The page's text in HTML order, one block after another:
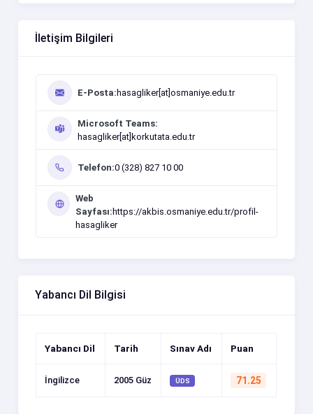
İletişim Bilgileri
E-Posta: hasagliker[at]osmaniye.edu.tr
Microsoft Teams:
hasagliker[at]korkutata.edu.tr
Telefon:0 (328) 827 10 00
Web
Sayfası: https://akbis.osmaniye.edu.tr/profil-
hasagliker
Yabancı Dil Bilgisi
Yabancı Dil Tarih Sınav Adı Puan
İngilizce 2005 Güz ÜDS 71.25